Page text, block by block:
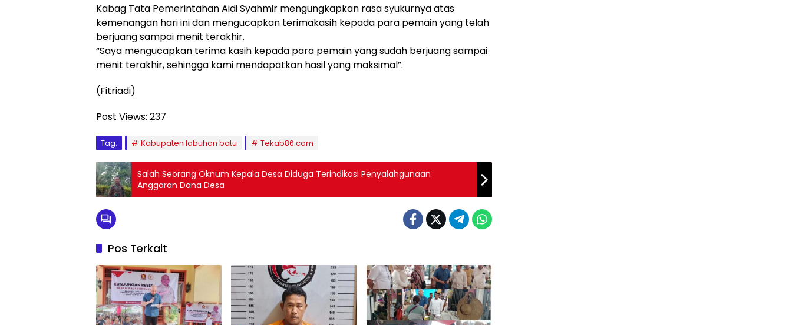
Kabag Tata Pemerintahan Aidi Syahmir mengungkapkan rasa syukurnya atas
kemenangan hari ini dan mengucapkan terimakasih kepada para pemain yang telah
berjuang sampai menit terakhir.
“Saya mengucapkan terima kasih kepada para pemain yang sudah berjuang sampai
menit terakhir, sehingga kami mendapatkan hasil yang maksimal”.
(Fitriadi)
Post Views: 237
Tag: Kabupaten labuhan batu Tekab86.com
Salah Seorang Oknum Kepala Desa Diduga Terindikasi Penyalahgunaan
Anggaran Dana Desa
Pos Terkait